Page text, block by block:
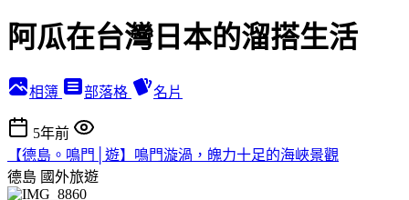
阿瓜在台灣日本的溜搭生活
相簿 部落格 名片
5年前
【德島。鳴門│遊】鳴門漩渦，魄力十足的海峽景觀
德島 國外旅遊